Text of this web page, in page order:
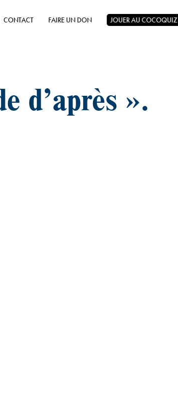
CONTACT FAIRE UN DON JOUER AU COCOQUIZ
d’après ».